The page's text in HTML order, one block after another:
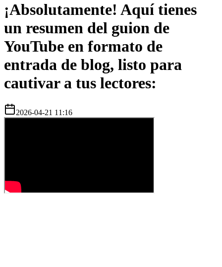
¡Absolutamente! Aquí tienes
un resumen del guion de
YouTube en formato de
entrada de blog, listo para
cautivar a tus lectores:
2026-04-21 11:16